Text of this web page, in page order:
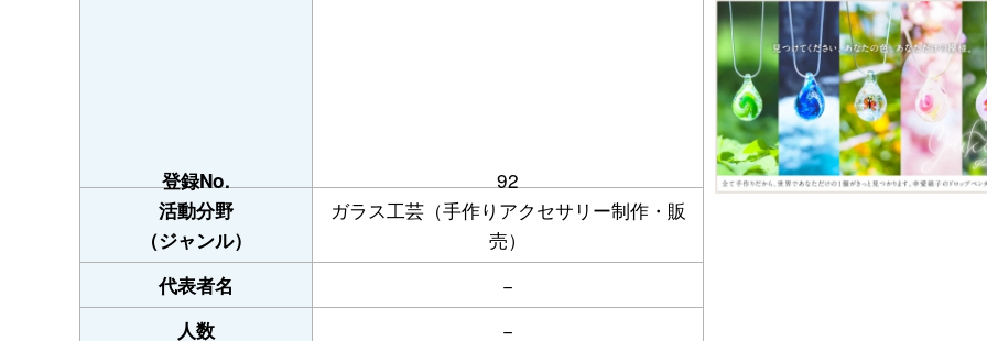
登録No. 92
活動分野
（ジャンル）
ガラス工芸（手作りアクセサリー制作・販
売）
代表者名 −
人数 −